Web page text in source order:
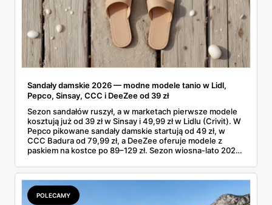
Sandały damskie 2026 — modne modele tanio w Lidl,
Pepco, Sinsay, CCC i DeeZee od 39 zł
Sezon sandałów ruszył, a w marketach pierwsze modele
kosztują już od 39 zł w Sinsay i 49,99 zł w Lidlu (Crivit). W
Pepco pikowane sandały damskie startują od 49 zł, w
CCC Badura od 79,99 zł, a DeeZee oferuje modele z
paskiem na kostce po 89–129 zł. Sezon wiosna-lato 2026
pasteli — od pudrowego różu po butter yellow. Sprawdź,
który model wybrać na Boże Ciało, wesele plenerowe i
wakacje
POLECAMY